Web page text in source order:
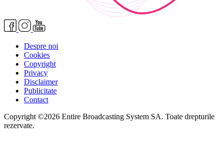
Despre noi
Cookies
Copyright
Privacy
Disclaimer
Publicitate
Contact
Copyright ©2026 Entire Broadcasting System SA. Toate drepturile
rezervate.